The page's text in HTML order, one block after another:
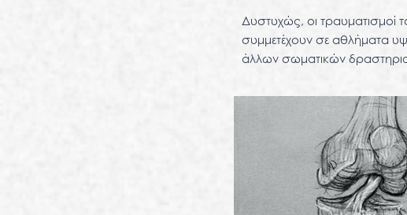
Δυστυχώς, οι τραυματισμοί
συμμετέχουν σε αθλήματα
άλλων σωματικών